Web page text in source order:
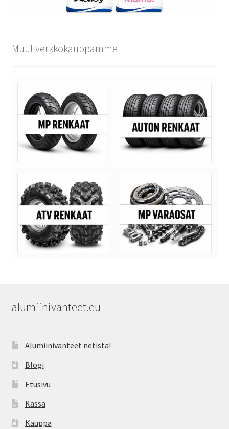
Muut verkkokauppamme
alumiinivanteet.eu
Alumiinivanteet netistä!
Blogi
Etusivu
Kassa
Kauppa